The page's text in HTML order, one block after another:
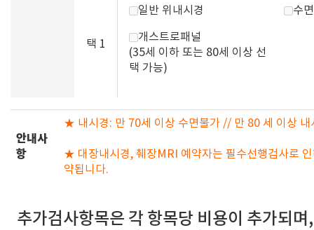
택 1
일반 위내시경 수
개스트로패널
(35세 이하 또는 80세 이상 선
택 가능)
안내사
항
★ 내시경: 만 70세 이상 수면불가 // 만 80 세 이상 내
★ 대장내시경, 췌장MRI 예약자는 필수선행검사로
약됩니다.
추가검사항목은 각 항목당 비용이 추가되